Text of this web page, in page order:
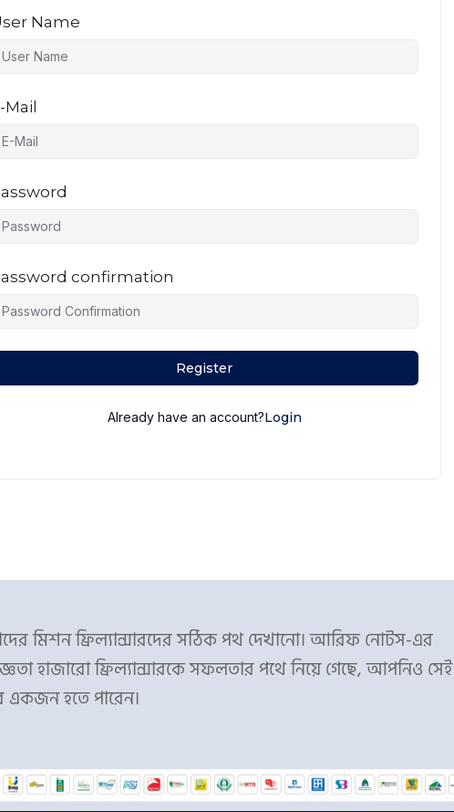
Name
Mail
confirmation
Register
Already have an account?Login
মিশন ফ্রিল্যান্সারদের সঠিক পথ দেখানো। আরিফ নোটস-এর
হাজারো ফ্রিল্যান্সারকে সফলতার পথে নিয়ে গেছে, আপনিও সেই
একজন হতে পারেন।